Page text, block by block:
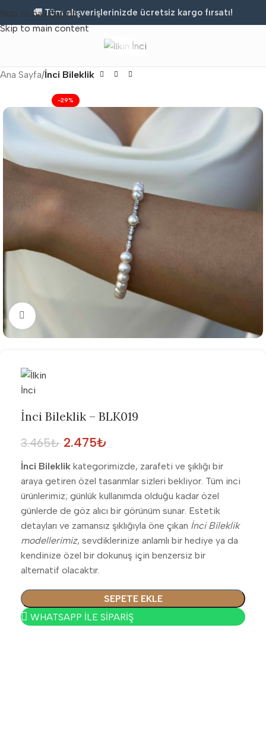
Skip to navigation
Skip to main content
🚚 Tüm alışverişlerinizde ücretsiz kargo fırsatı!
Ana Sayfa İnci Bileklik
-29%
Büyütmek için tıklayın
İnci Bileklik – BLK019
3.465₺ 2.475₺
İnci Bileklik kategorimizde, zarafeti ve şıklığı bir
araya getiren özel tasarımlar sizleri bekliyor. Tüm inci
ürünlerimiz; günlük kullanımda olduğu kadar özel
günlerde de göz alıcı bir görünüm sunar. Estetik
detayları ve zamansız şıklığıyla öne çıkan İnci Bileklik
modellerimiz, sevdiklerinize anlamlı bir hediye ya da
kendinize özel bir dokunuş için benzersiz bir
alternatif olacaktır.
SEPETE EKLE
WHATSAPP İLE SİPARİŞ